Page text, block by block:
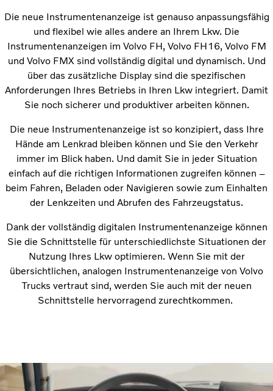
Die neue Instrumentenanzeige ist genauso anpassungsfähig
und flexibel wie alles andere an Ihrem Lkw. Die
Instrumentenanzeigen im Volvo FH, Volvo FH16, Volvo FM
und Volvo FMX sind vollständig digital und dynamisch. Und
über das zusätzliche Display sind die spezifischen
Anforderungen Ihres Betriebs in Ihren Lkw integriert. Damit
Sie noch sicherer und produktiver arbeiten können.
Die neue Instrumentenanzeige ist so konzipiert, dass Ihre
Hände am Lenkrad bleiben können und Sie den Verkehr
immer im Blick haben. Und damit Sie in jeder Situation
einfach auf die richtigen Informationen zugreifen können –
beim Fahren, Beladen oder Navigieren sowie zum Einhalten
der Lenkzeiten und Abrufen des Fahrzeugstatus.
Dank der vollständig digitalen Instrumentenanzeige können
Sie die Schnittstelle für unterschiedlichste Situationen der
Nutzung Ihres Lkw optimieren. Wenn Sie mit der
übersichtlichen, analogen Instrumentenanzeige von Volvo
Trucks vertraut sind, werden Sie auch mit der neuen
Schnittstelle hervorragend zurechtkommen.